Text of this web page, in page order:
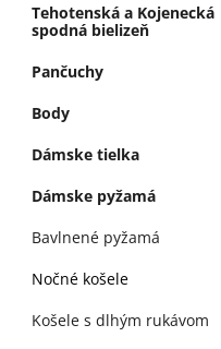
Tehotenská a Kojenecká
spodná bielizeň
Pančuchy
Body
Dámske tielka
Dámske pyžamá
Bavlnené pyžamá
Nočné košele
Košele s dlhým rukávom